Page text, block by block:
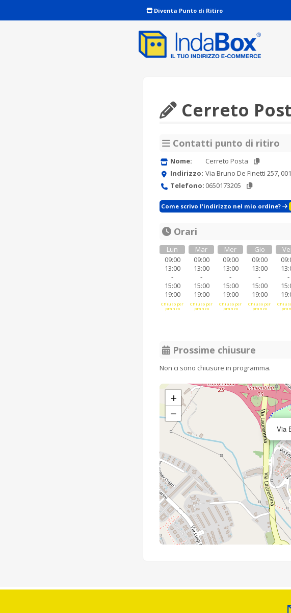
Diventa Punto di Ritiro
Cerreto
Contatti punto di ritiro
Nome:
Cerreto Posta
Indirizzo: Via Bruno De Finetti 257,
Telefono: 0650173205
Come scrivo l'indirizzo nel mio ordine?
Orari
Lun
09:00
13:00
-
15:00
19:00
Chiuso per
pranzo
Mar
09:00
13:00
-
15:00
19:00
Chiuso per
pranzo
Mer
09:00
13:00
-
15:00
19:00
Chiuso per
pranzo
Gio
09:00
13:00
-
15:00
19:00
Chiuso per
pranzo
-
Prossime chiusure
Non ci sono chiusure in programma.
Via
+
−